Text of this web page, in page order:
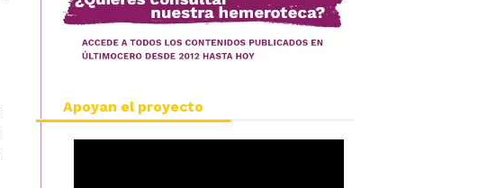
Apoyan el proyecto